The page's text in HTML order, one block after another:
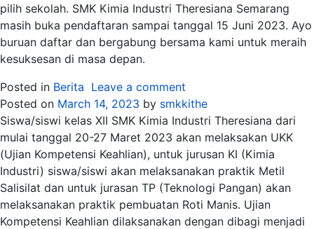
pilih sekolah. SMK Kimia Industri Theresiana Semarang
masih buka pendaftaran sampai tanggal 15 Juni 2023. Ayo
buruan daftar dan bergabung bersama kami untuk meraih
kesuksesan di masa depan.
Posted in Berita Leave a comment
Posted on March 14, 2023 by smkkithe
Siswa/siswi kelas XII SMK Kimia Industri Theresiana dari
mulai tanggal 20-27 Maret 2023 akan melaksakan UKK
(Ujian Kompetensi Keahlian), untuk jurusan KI (Kimia
Industri) siswa/siswi akan melaksanakan praktik Metil
Salisilat dan untuk jurasan TP (Teknologi Pangan) akan
melaksanakan praktik pembuatan Roti Manis. Ujian
Kompetensi Keahlian dilaksanakan dengan dibagi menjadi